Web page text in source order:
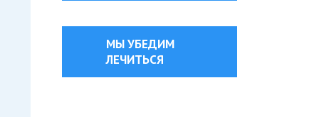
МЫ УБЕДИМ
ЛЕЧИТЬСЯ